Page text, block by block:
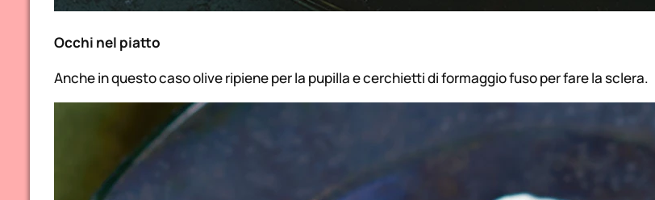
Occhi nel piatto
Anche in questo caso olive ripiene per la pupilla e cerchietti di formaggio fuso per fare la sclera.